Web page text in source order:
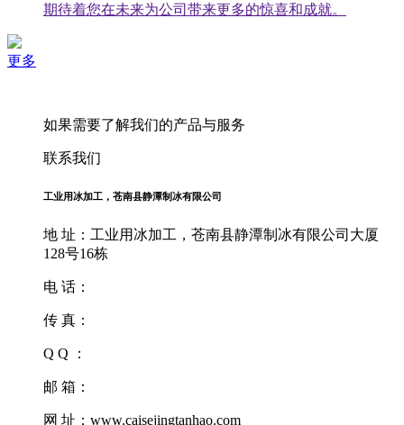
期待着您在未来为公司带来更多的惊喜和成就。
更多
如果需要了解我们的产品与服务
联系我们
工业用冰加工，苍南县静潭制冰有限公司
地 址：工业用冰加工，苍南县静潭制冰有限公司大厦
128号16栋
电 话：
传 真：
Q Q ：
邮 箱：
网 址：www.caisejingtanhao.com